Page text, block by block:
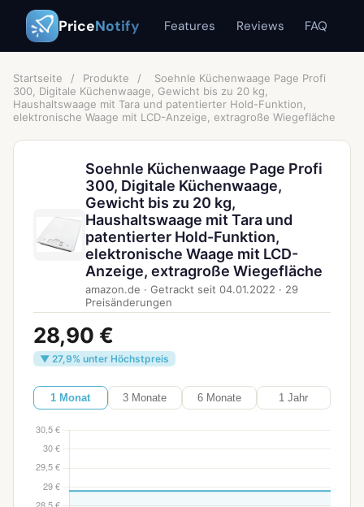
PriceNotify Features Reviews FAQ
Startseite / Produkte /
Soehnle Küchenwaage Page Profi
300, Digitale Küchenwaage, Gewicht bis zu 20 kg,
Haushaltswaage mit Tara und patentierter Hold-Funktion,
elektronische Waage mit LCD-Anzeige, extragroße Wiegefläche
Soehnle Küchenwaage Page Profi
300, Digitale Küchenwaage,
Gewicht bis zu 20 kg,
Haushaltswaage mit Tara und
patentierter Hold-Funktion,
elektronische Waage mit LCD-
Anzeige, extragroße Wiegefläche
amazon.de · Getrackt seit 04.01.2022 · 29
Preisänderungen
28,90 €
▼ 27,9% unter Höchstpreis
1 Monat 3 Monate 6 Monate 1 Jahr